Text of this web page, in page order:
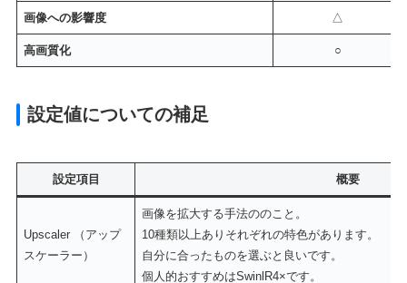
画像への影響度 △
高画質化 ○
設定値についての補足
設定項目 概要
Upscaler （アップ
スケーラー）
画像を拡大する手法ののこと。
10種類以上ありそれぞれの特色があります。
自分に合ったものを選ぶと良いです。
個人的おすすめはSwinlR4×です。